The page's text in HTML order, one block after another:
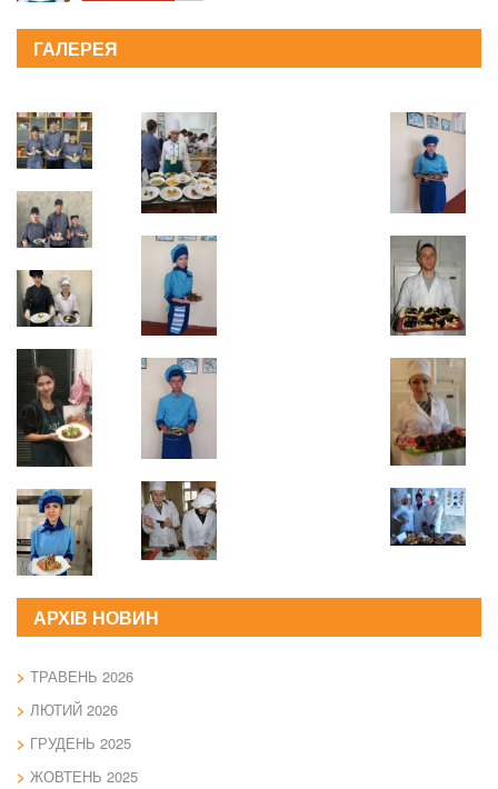
ГАЛЕРЕЯ
АРХІВ НОВИН
ТРАВЕНЬ 2026
ЛЮТИЙ 2026
ГРУДЕНЬ 2025
ЖОВТЕНЬ 2025